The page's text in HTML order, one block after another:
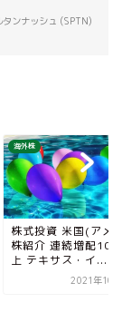
ンナッシュ (SPTN)
海外株
株式投資 米国(アメ
株紹介 連続増配10
上 テキサス・イ...
2021年10